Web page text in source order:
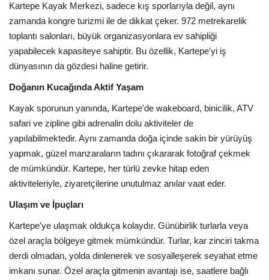
Kartepe Kayak Merkezi, sadece kış sporlarıyla değil, aynı
zamanda kongre turizmi ile de dikkat çeker. 972 metrekarelik
toplantı salonları, büyük organizasyonlara ev sahipliği
yapabilecek kapasiteye sahiptir. Bu özellik, Kartepe'yi iş
dünyasının da gözdesi haline getirir.
Doğanın Kucağında Aktif Yaşam
Kayak sporunun yanında, Kartepe'de wakeboard, binicilik, ATV
safari ve zipline gibi adrenalin dolu aktiviteler de
yapılabilmektedir. Aynı zamanda doğa içinde sakin bir yürüyüş
yapmak, güzel manzaraların tadını çıkararak fotoğraf çekmek
de mümkündür. Kartepe, her türlü zevke hitap eden
aktiviteleriyle, ziyaretçilerine unutulmaz anılar vaat eder.
Ulaşım ve İpuçları
Kartepe'ye ulaşmak oldukça kolaydır. Günübirlik turlarla veya
özel araçla bölgeye gitmek mümkündür. Turlar, kar zinciri takma
derdi olmadan, yolda dinlenerek ve sosyalleşerek seyahat etme
imkanı sunar. Özel araçla gitmenin avantajı ise, saatlere bağlı